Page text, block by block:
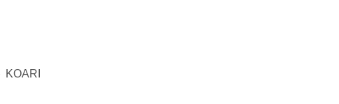
KOARI